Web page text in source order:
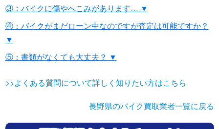
③：バイクに傷やへこみがあります… ▼
④：バイクがまだローン中なのですが査定は可能ですか？
▼
⑤：書類がなくても大丈夫？ ▼
>>よくある質問について詳しく知りたい方はこちら
長野県のバイク買取業者一覧に戻る